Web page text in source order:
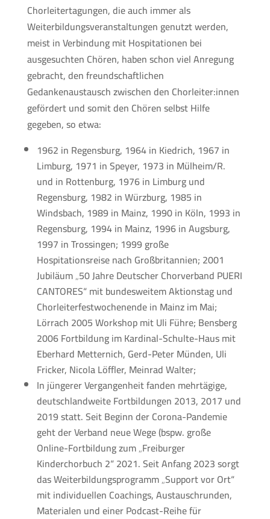
Chorleitertagungen, die auch immer als
Weiterbildungsveranstaltungen genutzt werden,
meist in Verbindung mit Hospitationen bei
ausgesuchten Chören, haben schon viel Anregung
gebracht, den freundschaftlichen
Gedankenaustausch zwischen den Chorleiter:innen
gefördert und somit den Chören selbst Hilfe
gegeben, so etwa:
1962 in Regensburg, 1964 in Kiedrich, 1967 in
Limburg, 1971 in Speyer, 1973 in Mülheim/R.
und in Rottenburg, 1976 in Limburg und
Regensburg, 1982 in Würzburg, 1985 in
Windsbach, 1989 in Mainz, 1990 in Köln, 1993 in
Regensburg, 1994 in Mainz, 1996 in Augsburg,
1997 in Trossingen; 1999 große
Hospitationsreise nach Großbritannien; 2001
Jubiläum „50 Jahre Deutscher Chorverband PUERI
CANTORES“ mit bundesweitem Aktionstag und
Chorleiterfestwochenende in Mainz im Mai;
Lörrach 2005 Workshop mit Uli Führe; Bensberg
2006 Fortbildung im Kardinal-Schulte-Haus mit
Eberhard Metternich, Gerd-Peter Münden, Uli
Fricker, Nicola Löffler, Meinrad Walter;
In jüngerer Vergangenheit fanden mehrtägige,
deutschlandweite Fortbildungen 2013, 2017 und
2019 statt. Seit Beginn der Corona-Pandemie
geht der Verband neue Wege (bspw. große
Online-Fortbildung zum „Freiburger
Kinderchorbuch 2“ 2021. Seit Anfang 2023 sorgt
das Weiterbildungsprogramm „Support vor Ort“
mit individuellen Coachings, Austauschrunden,
Materialen und einer Podcast-Reihe für